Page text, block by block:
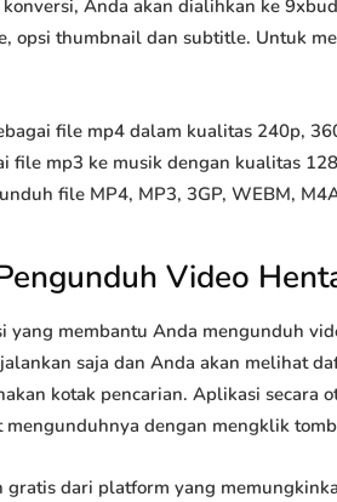
Anda akan dialihkan ke
opsi thumbnail dan subtitle. Untuk
file mp4 dalam kualitas 240p,
file mp3 ke musik dengan kualitas
file MP4, MP3, 3GP, WEBM,
Video
yang membantu Anda mengunduh
saja dan Anda akan melihat
kotak pencarian. Aplikasi secara
dengan mengklik
dari platform yang